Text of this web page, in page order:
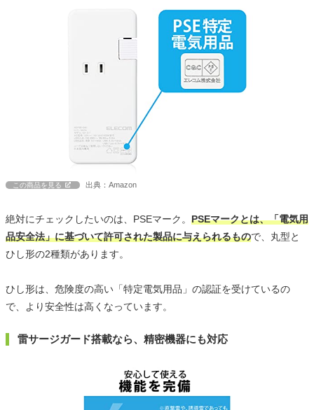
この商品を見る 出典：Amazon
絶対にチェックしたいのは、PSEマーク。 PSEマークとは、「電気用
品安全法」に基づいて許可された製品に与えられるもので、丸型と
ひし形の2種類があります。
ひし形は、危険度の高い「特定電気用品」の認証を受けているの
で、より安全性は高くなっています。
雷サージガード搭載なら、精密機器にも対応